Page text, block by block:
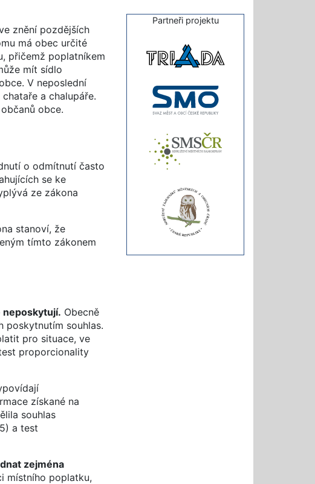
znění pozdějších
má obec určité
přičemž poplatníkem
mít sídlo
V neposlední
a chalupáře.
obce.
o odmítnutí často
se ke
ze zákona
stanoví, že
tímto zákonem
neposkytují. Obecně
poskytnutím souhlas.
pro situace, ve
proporcionality
získané na
souhlas
a test
zejména
místního poplatku,
Partneři projektu